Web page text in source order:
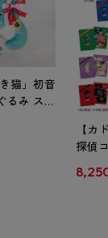
猫」初音
るみ スタ
【カ
探偵
クリ